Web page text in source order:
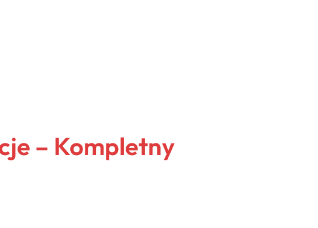
– Kompletny